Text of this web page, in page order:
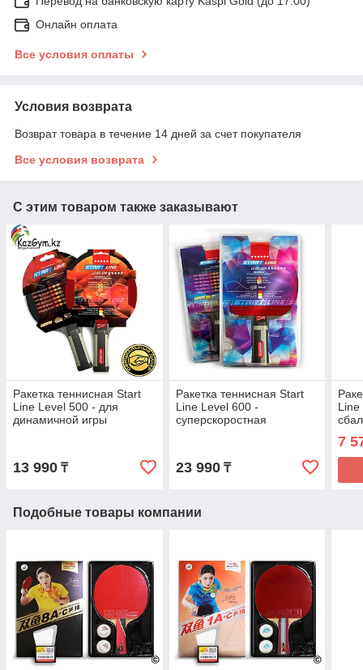
Онлайн оплата
Все условия оплаты
Условия возврата
Возврат товара в течение 14 дней за счет покупателя
Все условия возврата
С этим товаром также заказывают
Ракетка теннисная Start
Line Level 500 - для
динамичной игры
13 990 ₸
Ракетка теннисная Start
Line Level 600 -
суперскоростная
23 990₸
Line
7
Подобные товары компании